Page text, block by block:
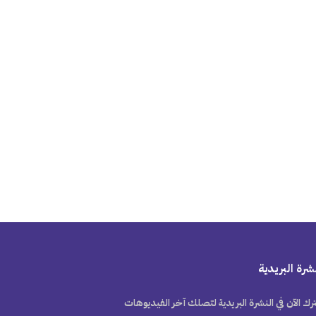
البريدية
الآن في النشرة البريدية لتصلك آخر الفيديوهات